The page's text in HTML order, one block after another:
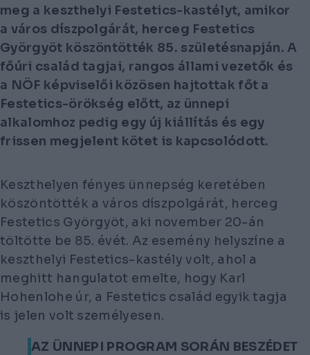
meg a keszthelyi Festetics-kastélyt, amikor
a város díszpolgárát, herceg Festetics
Györgyöt köszöntötték 85. születésnapján. A
főúri család tagjai, rangos állami vezetők és
a NÖF képviselői közösen hajtottak főt a
Festetics-örökség előtt, az ünnepi
alkalomhoz pedig egy új kiállítás és egy
frissen megjelent kötet is kapcsolódott.
Keszthelyen fényes ünnepség keretében
köszöntötték a város díszpolgárát, herceg
Festetics Györgyöt, aki november 20-án
töltötte be 85. évét. Az esemény helyszíne a
keszthelyi Festetics-kastély volt, ahol a
meghitt hangulatot emelte, hogy Karl
Hohenlohe úr, a Festetics család egyik tagja
is jelen volt személyesen.
AZ ÜNNEPI PROGRAM SORÁN BESZÉDET